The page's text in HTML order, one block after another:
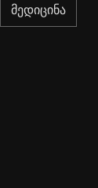
მედიცინა